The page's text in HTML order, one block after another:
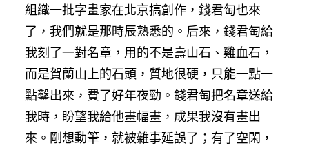
組織一批字畫家在北京搞創作，錢君匋也來
了，我們就是那時辰熟悉的。后來，錢君匋給
我刻了一對名章，用的不是壽山石、雞血石，
而是賀蘭山上的石頭，質地很硬，只能一點一
點鑿出來，費了好年夜勁。錢君匋把名章送給
我時，盼望我給他畫幅畫，成果我沒有畫出
來。剛想動筆，就被雜事延誤了；有了空閑，